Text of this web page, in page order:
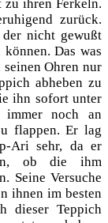
ihren Ferkeln.
zurück.
der nicht gewußt
Das was
Ohren nur
abheben zu
ihn sofort unter
immer noch an
flappen. Er lag
Ari sehr, da er
ob die ihm
Seine Versuche
ihnen im besten
dieser Teppich